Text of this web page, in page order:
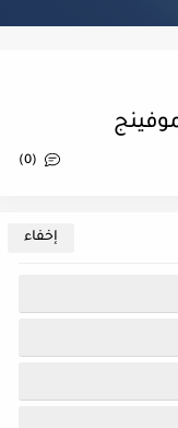
(0)